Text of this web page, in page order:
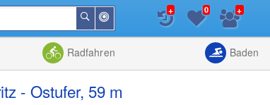
der
Suchen
Listenansicht
+ 0 +
Radfahren Baden
- Ostufer, 59 m